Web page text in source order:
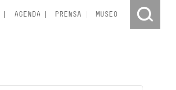
AGENDA PRENSA MUSEO